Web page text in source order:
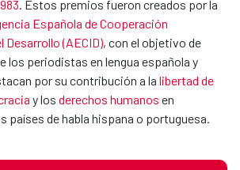
. Estos premios fueron creados por la
Española de Cooperación
Desarrollo (AECID), con el objetivo de
los periodistas en lengua española y
por su contribución a la libertad de
y los derechos humanos en
países de habla hispana o portuguesa.